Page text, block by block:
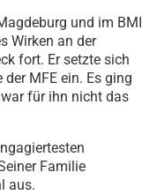
und im BMI
Wirken an der
fort. Er setzte sich
MFE ein. Es ging
für ihn nicht das
Familie
aus.